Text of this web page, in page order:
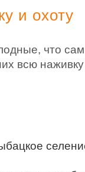
и охоту
что
всю